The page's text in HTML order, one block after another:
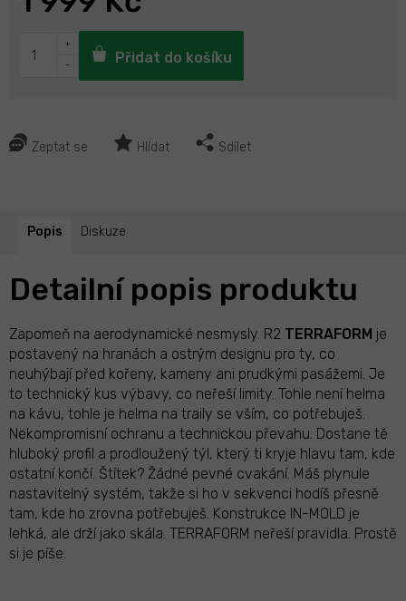
Zeptat se Hlídat Sdílet
Přidat do košíku
Popis Diskuze
Detailní popis produktu
Zapomeň na aerodynamické nesmysly. R2 TERRAFORM je
postavený na hranách a ostrým designu pro ty, co
neuhýbají před kořeny, kameny ani prudkými pasážemi. Je
to technický kus výbavy, co neřeší limity. Tohle není helma
na kávu, tohle je helma na traily se vším, co potřebuješ.
Nekompromisní ochranu a technickou převahu. Dostane tě
hluboký profil a prodloužený týl, který ti kryje hlavu tam, kde
ostatní končí. Štítek? Žádné pevné cvakání. Máš plynule
nastavitelný systém, takže si ho v sekvenci hodíš přesně
tam, kde ho zrovna potřebuješ. Konstrukce IN-MOLD je
lehká, ale drží jako skála. TERRAFORM neřeší pravidla. Prostě
si je píše.